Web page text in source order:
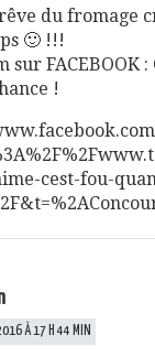
rêve du fromage
🙂 !!!
sur FACEBOOK
!
cest-fou-
À 17 H 44 MIN